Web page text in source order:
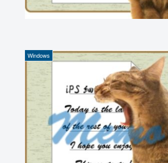
Windows